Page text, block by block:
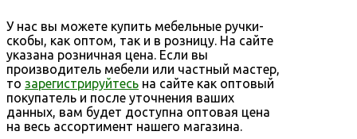
У нас вы можете купить мебельные ручки-
скобы, как оптом, так и в розницу. На сайте
указана розничная цена. Если вы
производитель мебели или частный мастер,
то зарегистрируйтесь на сайте как оптовый
покупатель и после уточнения ваших
данных, вам будет доступна оптовая цена
на весь ассортимент нашего магазина.